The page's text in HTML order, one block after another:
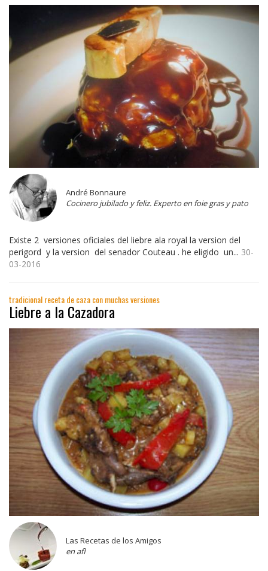
André Bonnaure
Cocinero jubilado y feliz. Experto en foie gras y pato
Existe 2 versiones oficiales del liebre ala royal la version del
perigord y la version del senador Couteau . he eligido un... 30-
03-2016
tradicional receta de caza con muchas versiones
Liebre a la Cazadora
Las Recetas de los Amigos
en afl